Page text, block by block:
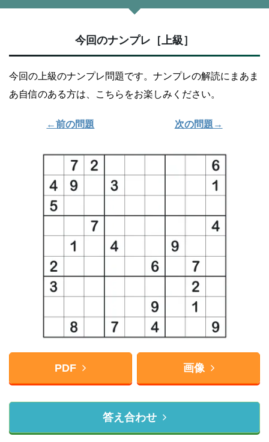
今回のナンプレ［上級］
今回の上級のナンプレ問題です。ナンプレの解読にまあま
あ自信のある方は、こちらをお楽しみください。
←前の問題 次の問題→
PDF 画像
答え合わせ